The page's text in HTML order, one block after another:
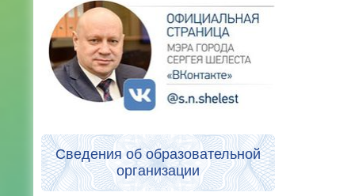
Сведения об образовательной
организации